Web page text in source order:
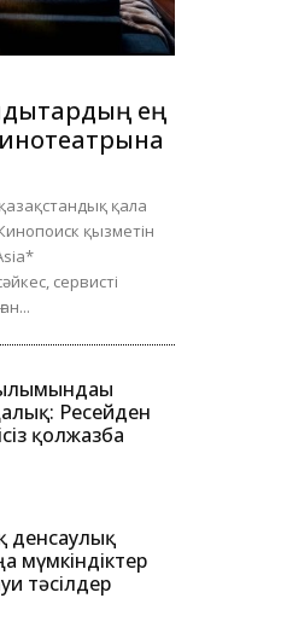
ең
қала
қызметін
сервисті
Ресейден
қолжазба
денсаулық
мүмкіндіктер
тәсілдер